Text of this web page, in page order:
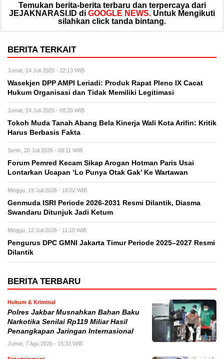
Temukan berita-berita terbaru dan terpercaya dari
JEJAKNARASI.ID di GOOGLE NEWS. Untuk Mengikuti
silahkan click tanda bintang.
BERITA TERKAIT
Jumat, 24 Juli 2026 - 22:13 WIB
Wasekjen DPP AMPI Leriadi: Produk Rapat Pleno IX Cacat
Hukum Organisasi dan Tidak Memiliki Legitimasi
Jumat, 24 Juli 2026 - 08:20 WIB
Tokoh Muda Tanah Abang Bela Kinerja Wali Kota Arifin: Kritik
Harus Berbasis Fakta
Senin, 20 Juli 2026 - 08:11 WIB
Forum Pemred Kecam Sikap Arogan Hotman Paris Usai
Lontarkan Ucapan ‘Lo Punya Otak Gak’ Ke Wartawan
Minggu, 19 Juli 2026 - 18:02 WIB
Genmuda ISRI Periode 2026-2031 Resmi Dilantik, Diasma
Swandaru Ditunjuk Jadi Ketum
Minggu, 12 Juli 2026 - 11:10 WIB
Pengurus DPC GMNI Jakarta Timur Periode 2025–2027 Resmi
Dilantik
BERITA TERBARU
Hukum & Kriminal
Polres Jakbar Musnahkan Bahan Baku
Narkotika Senilai Rp119 Miliar Hasil
Penangkapan Jaringan Internasional
Jumat, 7 Agu 2026 - 15:33 WIB